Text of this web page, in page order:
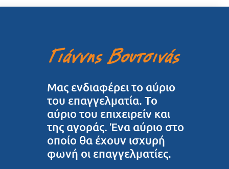
Μας ενδιαφέρει το αύριο
του επαγγελματία. Το
αύριο του επιχειρείν και
της αγοράς. Ένα αύριο στο
οποίο θα έχουν ισχυρή
φωνή οι επαγγελματίες.